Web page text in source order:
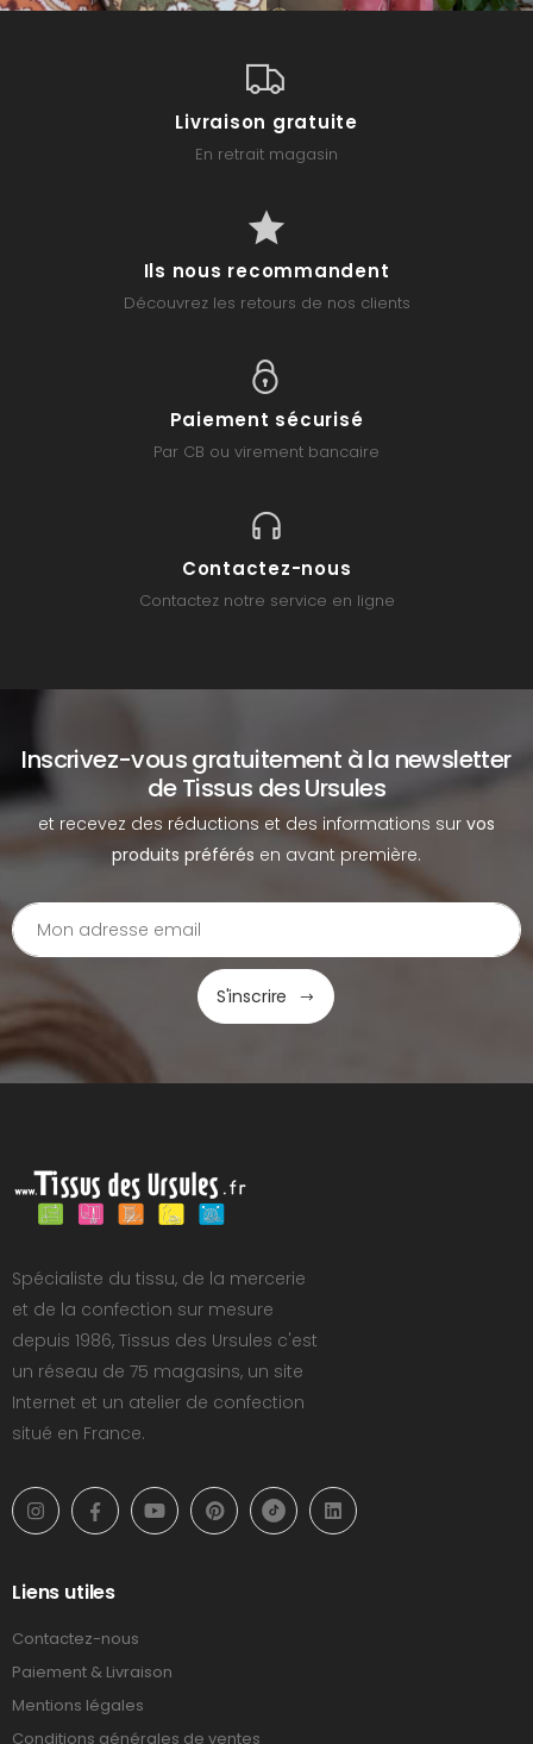
Livraison gratuite
En retrait magasin
Ils nous recommandent
Découvrez les retours de nos clients
Paiement sécurisé
Par CB ou virement bancaire
Contactez-nous
Contactez notre service en ligne
Inscrivez-vous gratuitement à la newsletter
de Tissus des Ursules
et recevez des réductions et des informations sur vos
produits préférés en avant première.
S'inscrire
Spécialiste du tissu, de la mercerie
et de la confection sur mesure
depuis 1986, Tissus des Ursules c'est
un réseau de 75 magasins, un site
Internet et un atelier de confection
situé en France.
Liens utiles
Contactez-nous
Paiement & Livraison
Mentions légales
Conditions générales de ventes